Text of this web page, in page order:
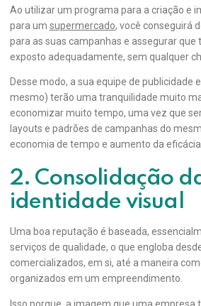
Ao utilizar um programa para a criação e
para um supermercado, você conseguirá
para as suas campanhas e assegurar que
exposto adequadamente, sem qualquer
Desse modo, a sua equipe de publicidade
mesmo) terão uma tranquilidade muito
economizar muito tempo, uma vez que
layouts e padrões de campanhas do
economia de tempo e aumento da
2. Consolidação
identidade visual
Uma boa reputação é baseada,
serviços de qualidade, o que engloba
comercializados, em si, até a maneira
organizados em um empreendimento.